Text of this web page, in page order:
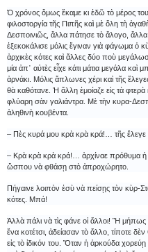
Ὁ χρόνος ὅμως ἔκαμε κι ἐδῶ τὸ μέρος
φιλοστοργία τῆς Πιπῆς καὶ μὲ ὅλη τὴ
Δεσποινιῶς, ἄλλα πάτησε τὸ ἄλογο, ἄλλα
ἐξεκοκάλισε μόλις ἔγιναν γιὰ φάγωμα ὁ
ἀρχικὲς κότες καὶ ἄλλες δύο ποὺ
μία ἀπ᾿ αὐτὲς εἶχε κάτι μάτια μεγάλα
ἀρνάκι. Μόλις ἅπλωνες χέρι καὶ τῆς
θὰ καθότανε. Ἡ ἄλλη ἐμοίαζε εἰς τὰ
φλύαρη σὰν γαλιάντρα. Μὲ τὴν κυρα-
ἀληθινὴ κουβέντα.
– Πὲς κυρά μου κρὰ κρὰ κρά!… τῆς ἔλεγε
– Κρὰ κρὰ κρὰ κρά!… ἀρχίναε πρόθυμα ἡ
ὥσπου νὰ φθάσῃ στὸ ἀπροχώρητο.
Πήγαινε λοιπὸν ἐσὺ νὰ πείσῃς τὸν κὺρ-
κότες. Μπά!
Ἀλλὰ πάλι νὰ τὶς φάνε οἱ ἄλλοι! Ἢ μήπως
ἕνα κοτέτσι, ἀδείασαν τὸ ἄλλο, τίποτε
εἰς τὸ ἰδικόν του. Ὅταν ἡ ἀρκούδα